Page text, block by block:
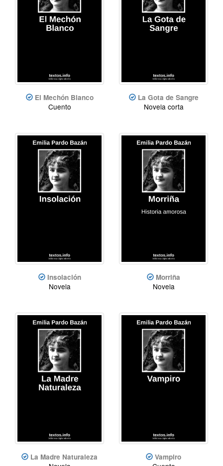
El Mechón Blanco
Cuento
La Gota de Sangre
Novela corta
Insolación
Novela
Morriña
Novela
La Madre Naturaleza Vampiro